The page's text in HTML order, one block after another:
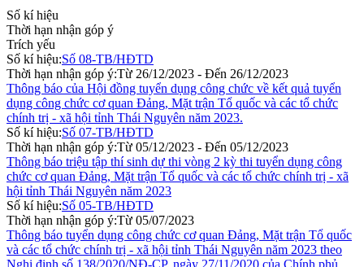
Số kí hiệu
Thời hạn nhận góp ý
Trích yếu
Số kí hiệu:Số 08-TB/HĐTD
Thời hạn nhận góp ý:Từ 26/12/2023 - Đến 26/12/2023
Thông báo của Hội đồng tuyển dụng công chức về kết quả tuyển
dụng công chức cơ quan Đảng, Mặt trận Tổ quốc và các tổ chức
chính trị - xã hội tỉnh Thái Nguyên năm 2023.
Số kí hiệu:Số 07-TB/HĐTD
Thời hạn nhận góp ý:Từ 05/12/2023 - Đến 05/12/2023
Thông báo triệu tập thí sinh dự thi vòng 2 kỳ thi tuyển dụng công
chức cơ quan Đảng, Mặt trận Tổ quốc và các tổ chức chính trị - xã
hội tỉnh Thái Nguyên năm 2023
Số kí hiệu:Số 05-TB/HĐTD
Thời hạn nhận góp ý:Từ 05/07/2023
Thông báo tuyển dụng công chức cơ quan Đảng, Mặt trận Tổ quốc
và các tổ chức chính trị - xã hội tỉnh Thái Nguyên năm 2023 theo
Nghị định số 138/2020/NĐ-CP, ngày 27/11/2020 của Chính phủ